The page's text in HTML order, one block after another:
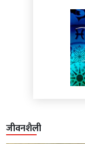
जीवनशैली